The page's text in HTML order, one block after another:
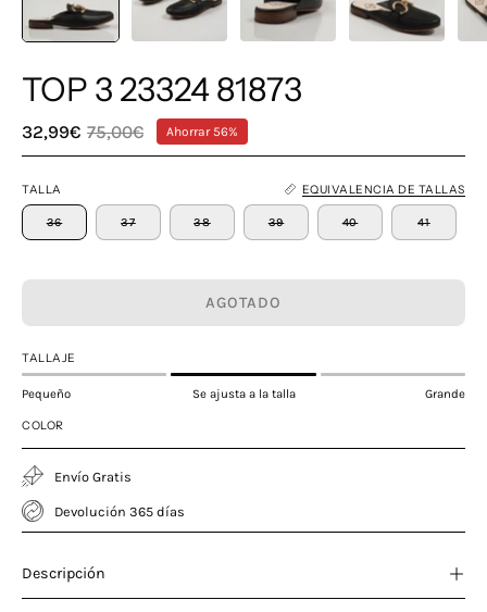
TOP 3 23324 81873
32,99€ 75,00€ Ahorrar 56%
TALLA EQUIVALENCIA DE TALLAS
36 37 38 39 40 41
AGOTADO
TALLAJE
Pequeño Se ajusta a la talla Grande
COLOR
Envío Gratis
Devolución 365 días
Descripción